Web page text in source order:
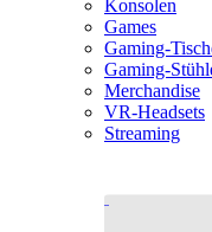
Konsolen
Games
Gaming-
Gaming-
Merchandise
VR-Headsets
Streaming